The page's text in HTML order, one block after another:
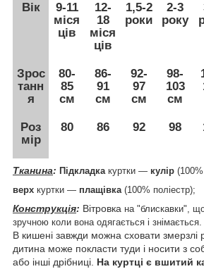
Вік
9-11
міся
ців
12-
18
міся
ців
1,5-2
роки
2-3
року
Зрос
танн
я
80-
85
см
86-
91
см
92-
97
см
98-
103
см
Роз
мір
80 86 92 98
Тканина: Підкладка куртки ― кулір (
верх куртки ― плащівка (100% поліестр);
Конструкція: Вітровка на "блискавки",
зручною коли вона одягається і знімається.
В кишені завжди можна сховати змерзлі
дитина може покласти туди і носити з
або інші дрібниці. На куртці є вшитий